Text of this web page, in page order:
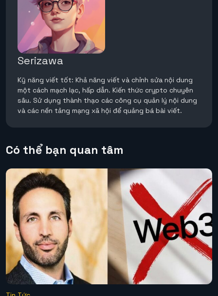
Serizawa
Kỹ năng viết tốt: Khả năng viết và chỉnh sửa nội dung
một cách mạch lạc, hấp dẫn. Kiến thức crypto chuyên
sâu. Sử dụng thành thạo các công cụ quản lý nội dung
và các nền tảng mạng xã hội để quảng bá bài viết.
Có thể bạn quan tâm